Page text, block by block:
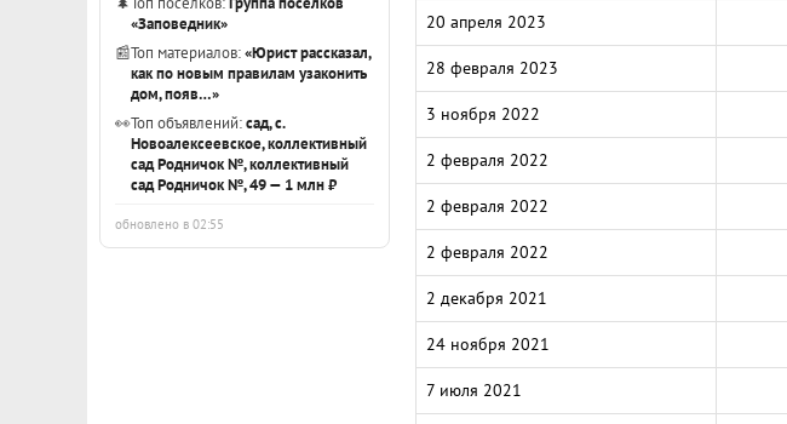
«Заповедник»
📰Топ материалов:«Юрист рассказал,
как по новым правилам узаконить
дом, появ…»
👀Топ объявлений:сад, с.
Новоалексеевское, коллективный
сад Родничок №, коллективный
сад Родничок №, 49 — 1 млн ₽
обновлено в 02:55
20 апреля 2023
28 февраля 2023
3 ноября 2022
2 февраля 2022
2 февраля 2022
2 февраля 2022
2 декабря 2021
24 ноября 2021
7 июля 2021